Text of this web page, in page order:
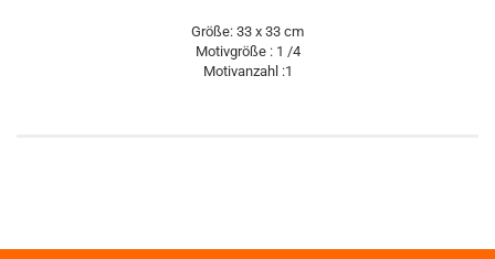
Größe: 33 x 33 cm
Motivgröße : 1 /4
Motivanzahl :1